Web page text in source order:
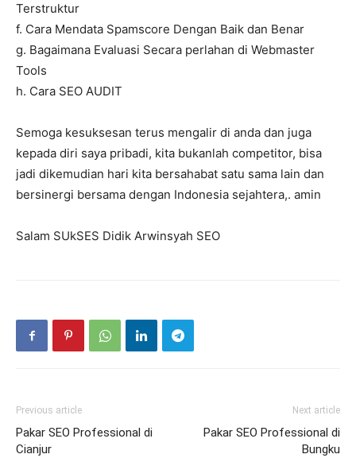
Terstruktur
f. Cara Mendata Spamscore Dengan Baik dan Benar
g. Bagaimana Evaluasi Secara perlahan di Webmaster
Tools
h. Cara SEO AUDIT
Semoga kesuksesan terus mengalir di anda dan juga
kepada diri saya pribadi, kita bukanlah competitor, bisa
jadi dikemudian hari kita bersahabat satu sama lain dan
bersinergi bersama dengan Indonesia sejahtera,. amin
Salam SUkSES Didik Arwinsyah SEO
Previous article
Pakar SEO Professional di
Cianjur
Next article
Pakar SEO Professional di
Bungku